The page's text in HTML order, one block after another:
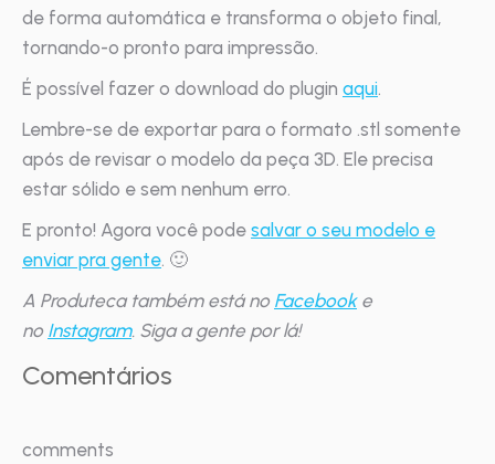
de forma automática e transforma o objeto final,
tornando-o pronto para impressão.
É possível fazer o download do plugin aqui.
Lembre-se de exportar para o formato .stl somente
após de revisar o modelo da peça 3D. Ele precisa
estar sólido e sem nenhum erro.
E pronto! Agora você pode salvar o seu modelo e
enviar pra gente. 🙂
A Produteca também está no Facebooke
no Instagram. Siga a gente por lá!
Comentários
comments